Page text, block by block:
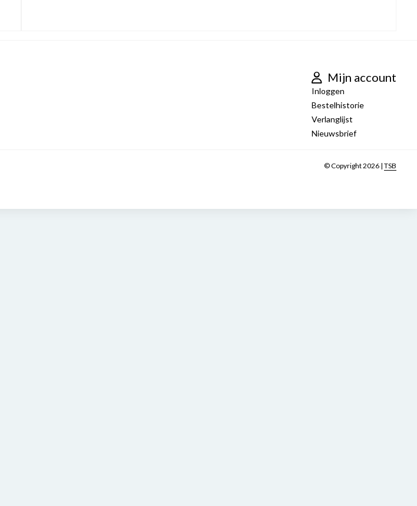
Mijn account
Inloggen
Bestelhistorie
Verlanglijst
Nieuwsbrief
© Copyright 2026 | TSB